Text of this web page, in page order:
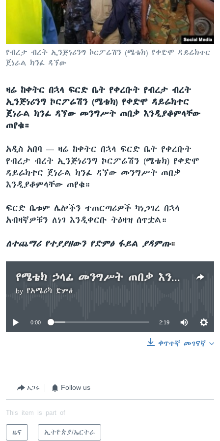
ቋንቋዎች
የብረታ ብረት ኢንጅነሪንግ ኮርፖሬሽን (ሜቴክ) የቀድሞ ዳይሬክተር
ጀነራል ክንፈ ዳኘው
ዛሬ ከቀትር በኋላ ፍርድ ቤት የቀረቡት የብረታ ብረት
ኢንጅነሪንግ ኮርፖሬሽን (ሜቴክ) የቀድሞ ዳይሬክተር
ጀነራል ክንፈ ዳኘው መንግሥት ጠበቃ እንዲያቆምላቸው
ጠየቁ።
አዲስ አበባ — ዛሬ ከቀትር በኋላ ፍርድ ቤት የቀረቡት
የብረታ ብረት ኢንጅነሪንግ ኮርፖሬሽን (ሜቴክ) የቀድሞ
ዳይሬክተር ጀነራል ክንፈ ዳኘው መንግሥት ጠበቃ
እንዲያቆምላቸው ጠየቁ።
ፍርድ ቤቱም ሌሎችን ተጠርጣሪዎች ካነጋገረ በኋላ
አብዛኛዎቹን ለነገ እንዲቀርቡ ትዕዛዝ ሰጥቷል።
ለተጨማሪ የተያያዘውን የድምፅ ፋይል ያዳምጡ።
የሜቴክ ኃላፊ መንግሥት ጠበቃ እንዲያቆምላቸው ጠየቁ
by የአሜሪካ ድምፅ
No media source currently available
0:00 2:19
ቀጥተኛ መገናኛ
አጋሩ Follow us
This item is part of
ዜና ኢትዮጵያ/ኤርትራ